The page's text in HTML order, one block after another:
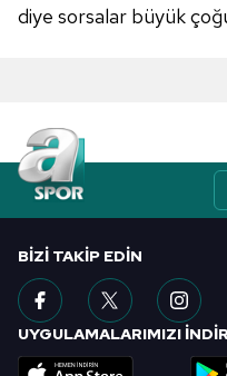
diye sorsalar büyük
BIZI TAKIP EDIN
UYGULAMALARIMIZI